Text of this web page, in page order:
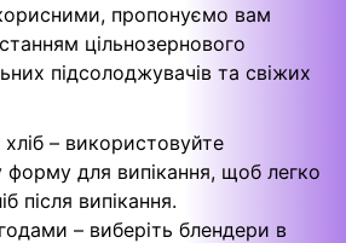
пропонуємо вам
цільнозернового
підсолоджувачів та свіжих
– використовуйте
форму для випікання, щоб легко
після випікання.
– виберіть блендери в